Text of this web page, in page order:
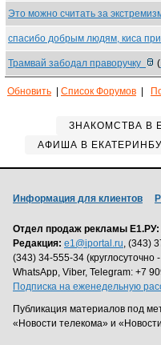
Это можно считать за
спасибо добрым людям, киса
Трамвай забодал праворучку (
Обновить Список Форумов
ЗНАКОМСТВА В
АФИША В
Информация для клиентов
Отдел продаж рекламы Е1.РУ:
Редакция: e1@iportal.ru, (343)
(343) 34-555-34 (круглосуточно
WhatsApp, Viber, Telegram: +7
Подписка на еженедельную
Публикация материалов под
«Новости телекома» и